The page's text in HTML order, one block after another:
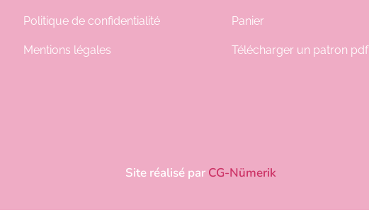
Politique de confidentialité
Mentions légales
Panier
Télécharger un patron pdf
Site réalisé parCG-Nümerik